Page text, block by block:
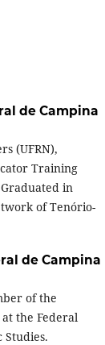
de Campina
(UFRN),
Training
in
of Tenório-
de Campina
of the
the Federal